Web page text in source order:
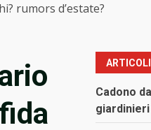
rumors d’estate?
ARTICOLI
Cadono
giardinieri